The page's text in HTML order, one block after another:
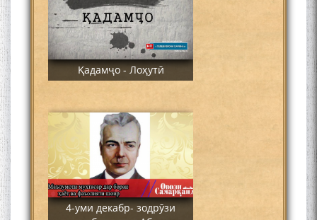
Қадамҷо - Лоҳутӣ
4-уми декабр- зодрӯзи